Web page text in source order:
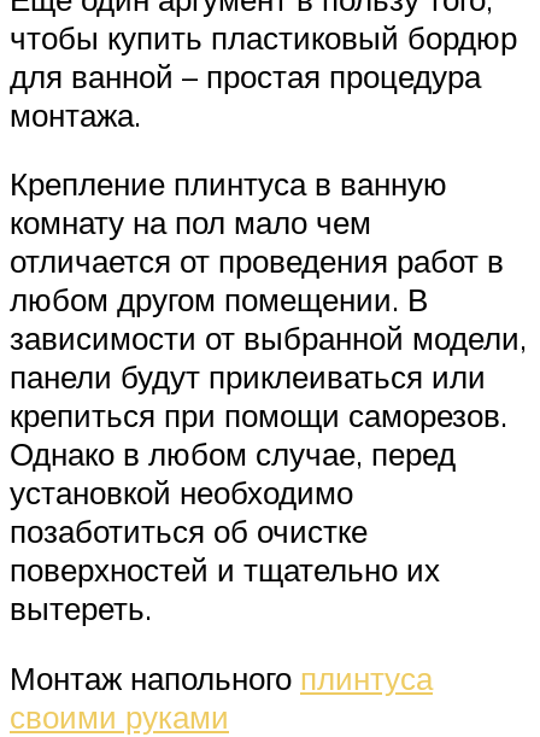
чтобы купить пластиковый бордюр
для ванной – простая процедура
монтажа.
Крепление плинтуса в ванную
комнату на пол мало чем
отличается от проведения работ в
любом другом помещении. В
зависимости от выбранной модели,
панели будут приклеиваться или
крепиться при помощи саморезов.
Однако в любом случае, перед
установкой необходимо
позаботиться об очистке
поверхностей и тщательно их
вытереть.
Монтаж напольного плинтуса
своими руками